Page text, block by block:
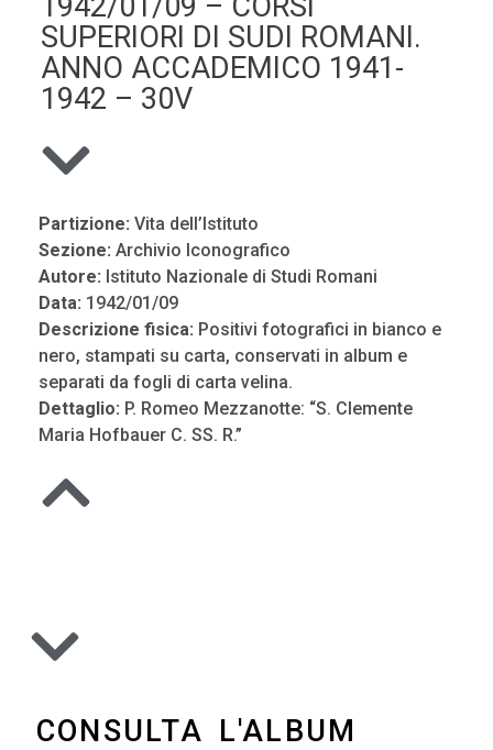
SUPERIORI DI SUDI ROMANI.
ANNO ACCADEMICO 1941-
1942 – 30V
Partizione: Vita dell’Istituto
Sezione: Archivio Iconografico
Autore: Istituto Nazionale di Studi Romani
Data: 1942/01/09
Descrizione fisica: Positivi fotografici in bianco e
nero, stampati su carta, conservati in album e
separati da fogli di carta velina.
Dettaglio: P. Romeo Mezzanotte: “S. Clemente
Maria Hofbauer C. SS. R.”
CONSULTA L'ALBUM